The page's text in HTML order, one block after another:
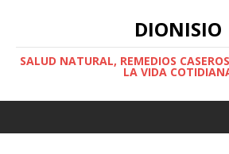
DIONISIO
SALUD NATURAL, REMEDIOS
LA VIDA